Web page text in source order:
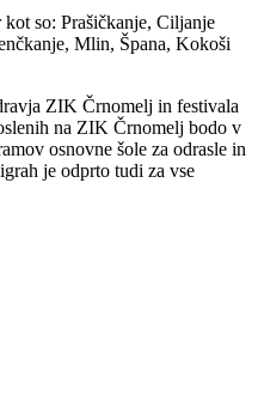
so: Prašičkanje, Ciljanje
Mlin, Špana, Kokoši
ZIK Črnomelj in festivala
na ZIK Črnomelj bodo v
osnovne šole za odrasle in
je odprto tudi za vse